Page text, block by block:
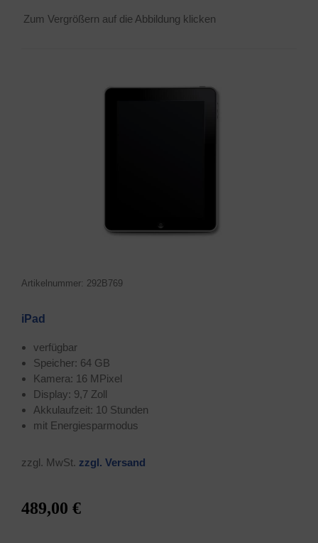
Zum Ver­grö­ßern auf die Abbil­dung klicken
Arti­kel­num­mer: 292B769
iPad
ver­füg­bar
Spei­cher: 64 GB
Kame­ra: 16 MPixel
Dis­play: 9,7 Zoll
Akku­lauf­zeit: 10 Stunden
mit Ener­gie­spar­mo­dus
zzgl. MwSt. zzgl. Ver­sand
489,00 €